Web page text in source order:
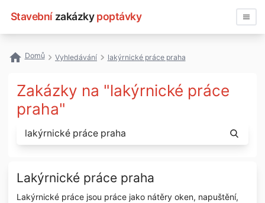
Stavební zakázky poptávky
Nejčastější vyhledávání
Registrace firmy
Domů Vyhledávání lakýrnické práce praha
Zakázky na "lakýrnické práce
praha"
Lakýrnické práce praha
Lakýrnické práce jsou práce jako nátěry oken, napuštění,